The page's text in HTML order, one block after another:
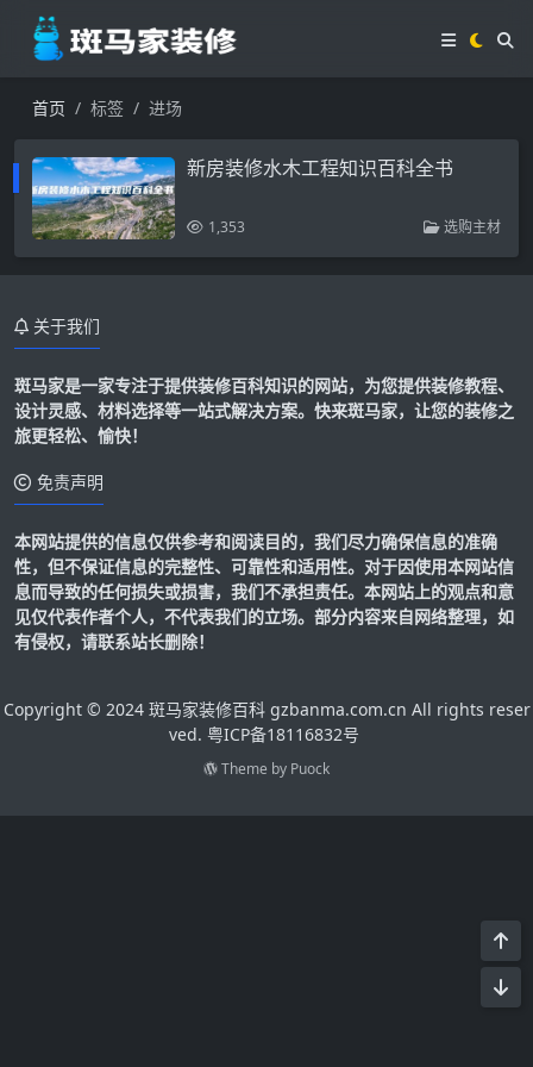
首页 标签 进场
新房装修水木工程知识百科全书
1,353 选购主材
关于我们
斑马家是一家专注于提供装修百科知识的网站，为您提供装修教程、
设计灵感、材料选择等一站式解决方案。快来斑马家，让您的装修之
旅更轻松、愉快！
免责声明
本网站提供的信息仅供参考和阅读目的，我们尽力确保信息的准确
性，但不保证信息的完整性、可靠性和适用性。对于因使用本网站信
息而导致的任何损失或损害，我们不承担责任。本网站上的观点和意
见仅代表作者个人，不代表我们的立场。部分内容来自网络整理，如
有侵权，请联系站长删除！
Copyright © 2024 斑马家装修百科 gzbanma.com.cn All rights reser
ved. 粤ICP备18116832号
Theme by Puock